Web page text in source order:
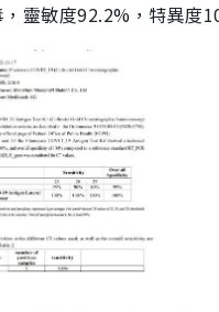
靈敏度92.2%，特異度